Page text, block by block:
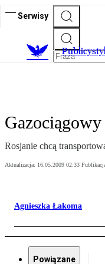
Serwisy
Rosjanie chcą
Aktualizacja: 16.05.2009 02:33
Agnieszka Łakoma
Powiązane